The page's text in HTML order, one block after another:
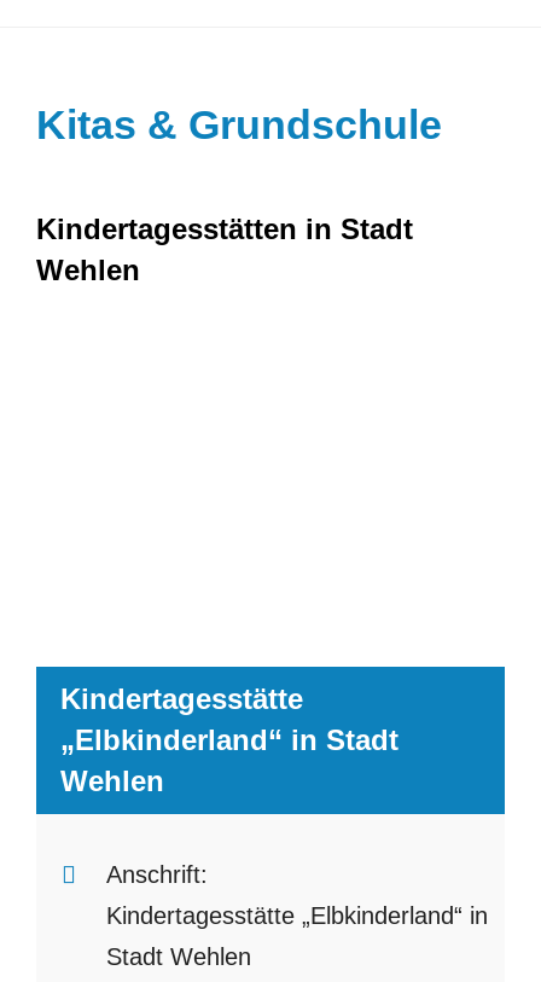
Kitas & Grundschule
Kindertagesstätten in Stadt
Wehlen
Kindertagesstätte
„Elbkinderland“ in Stadt
Wehlen
Anschrift:
Kindertagesstätte „Elbkinderland“ in
Stadt Wehlen
BARRIEREFREIHEIT